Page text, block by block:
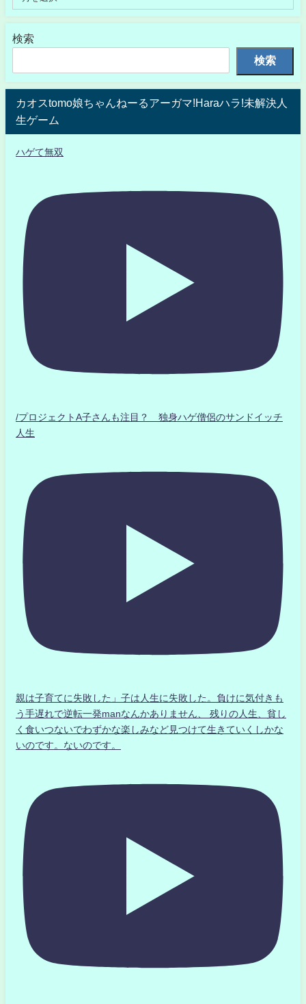
検索
検索
カオスtomo娘ちゃんねーるアーガマ!Haraハラ!未解決人
生ゲーム
ハゲて無双
/プロジェクトA子さんも注目？ 独身ハゲ僧侶のサンドイッチ
人生
親は子育てに失敗した」子は人生に失敗した。負けに気付きも
う手遅れで逆転一発manなんかありません、 残りの人生、貧し
く食いつないでわずかな楽しみなど見つけて生きていくしかな
いのです。ないのです。